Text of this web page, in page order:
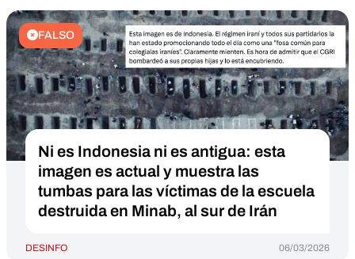
FALSO
Ni es Indonesia ni es antigua: esta
imagen es actual y muestra las
tumbas para las víctimas de la escuela
destruida en Minab, al sur de Irán
DESINFO 06/03/2026